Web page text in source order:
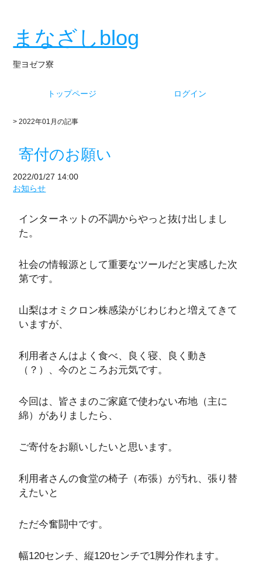
まなざしblog
聖ヨゼフ寮
トップページ ログイン
> 2022年01月の記事
寄付のお願い
2022/01/27 14:00
お知らせ
インターネットの不調からやっと抜け出しまし
た。
社会の情報源として重要なツールだと実感した次
第です。
山梨はオミクロン株感染がじわじわと増えてきて
いますが、
利用者さんはよく食べ、良く寝、良く動き
（？）、今のところお元気です。
今回は、皆さまのご家庭で使わない布地（主に
綿）がありましたら、
ご寄付をお願いしたいと思います。
利用者さんの食堂の椅子（布張）が汚れ、張り替
えたいと
ただ今奮闘中です。
幅120センチ、縦120センチで1脚分作れます。